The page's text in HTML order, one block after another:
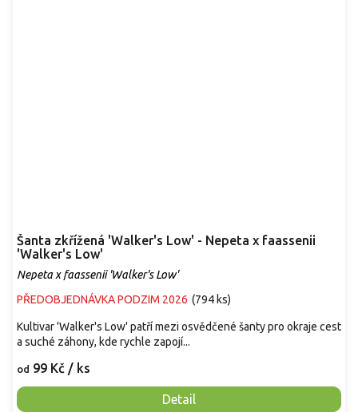
Šanta zkřížená 'Walker's Low' - Nepeta x faassenii
'Walker's Low'
Nepeta x faassenii 'Walker's Low'
PŘEDOBJEDNÁVKA PODZIM 2026 (794 ks)
od 99 Kč / ks
Detail
Kultivar 'Walker's Low' patří mezi osvědčené šanty pro okraje cest
a suché záhony, kde rychle zapojí...